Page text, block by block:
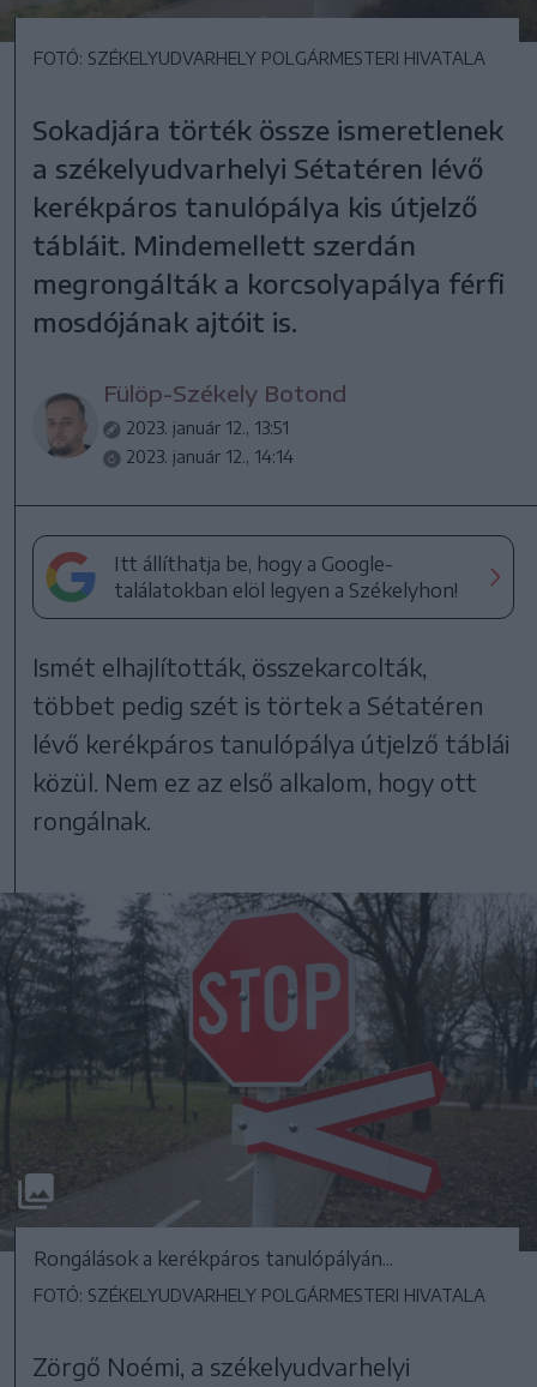
FOTÓ: SZÉKELYUDVARHELY POLGÁRMESTERI HIVATALA
Sokadjára törték össze ismeretlenek
a székelyudvarhelyi Sétatéren lévő
kerékpáros tanulópálya kis útjelző
tábláit. Mindemellett szerdán
megrongálták a korcsolyapálya férfi
mosdójának ajtóit is.
Fülöp-Székely Botond
2023. január 12., 13:51
2023. január 12., 14:14
Itt állíthatja be, hogy a Google-
találatokban elöl legyen a Székelyhon!
Ismét elhajlították, összekarcolták,
többet pedig szét is törtek a Sétatéren
lévő kerékpáros tanulópálya útjelző táblái
közül. Nem ez az első alkalom, hogy ott
rongálnak.
Rongálások a kerékpáros tanulópályán...
FOTÓ: SZÉKELYUDVARHELY POLGÁRMESTERI HIVATALA
Zörgő Noémi, a székelyudvarhelyi